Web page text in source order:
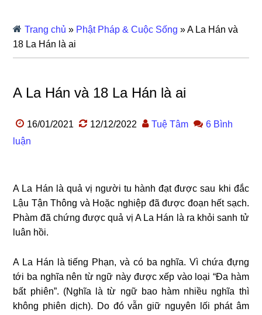
Trang chủ » Phật Pháp & Cuộc Sống »A La Hán và
18 La Hán là ai
A La Hán và 18 La Hán là ai
16/01/2021 12/12/2022 Tuệ Tâm
6 Bình
luận
A La Hán là quả vị người tu hành đạt được sau khi đắc
Lậu Tận Thông và Hoặc nghiệp đã được đoạn hết sạch.
Phàm đã chứng được quả vị A La Hán là ra khỏi sanh tử
luân hồi.
A La Hán là tiếng Phạn, và có ba nghĩa. Vì chứa đựng
tới ba nghĩa nên từ ngữ này được xếp vào loại “Đa hàm
bất phiên”. (Nghĩa là từ ngữ bao hàm nhiều nghĩa thì
không phiên dịch). Do đó vẫn giữ nguyên lối phát âm